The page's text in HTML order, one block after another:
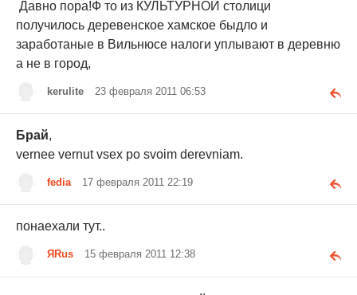
Давно пора!Ф то из КУЛЬТУРНОЙ столици
получилось деревенское хамское быдло и
заработаные в Вильнюсе налоги уплывают в деревню
а не в город,
kerulite 23 февраля 2011 06:53
Брай,
vernee vernut vsex po svoim derevniam.
fedia 17 февраля 2011 22:19
понаехали тут..
ЯRus 15 февраля 2011 12:38